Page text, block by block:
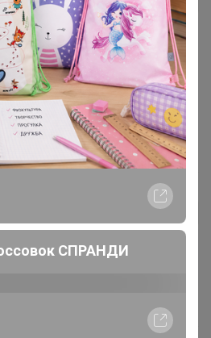
комплекта бирки 100%
в описании товара
хорошо,посмотрю как в
Рост 164,верх 44,низ 46
ог 96, об 100 -взяла L. Все
СПРАНДИ